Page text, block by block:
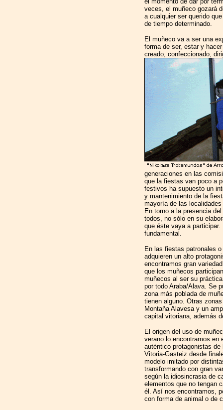
veces, el muñeco gozará
a cualquier ser querido
de tiempo determinado.
El muñeco va a ser una
forma de ser, estar y
creado, confeccionado,
generaciones en las
que la fiestas van poco a
festivos ha supuesto un
y mantenimiento de la
mayoría de las
En torno a la presencia
todos, no sólo en su
que éste vaya a
fundamental.
En las fiestas patronales
adquieren un alto
encontramos gran
que los muñecos
muñecos al ser su
por todo Araba/Alava. Se
zona más poblada de
tienen alguno. Otras
Montaña Alavesa y un
capital vitoriana, además
El origen del uso de
verano lo encontramos en
auténtico protagonistas
Vitoria-Gasteiz desde
modelo imitado por
transformando con gran
según la idiosincrasia de
elementos que no tengan
él. Así nos encontramos,
con forma de animal o de